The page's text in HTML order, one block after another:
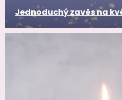
Jednoduchý zavěs na